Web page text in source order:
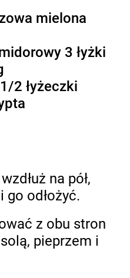
mielona
3 łyżki
2 łyżeczki
na pół,
go odłożyć.
z obu stron
pieprzem i